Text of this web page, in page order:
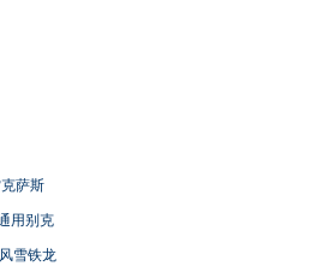
萨斯
用别克
雪铁龙